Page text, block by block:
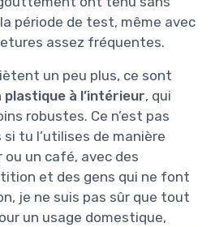
période de test, même avec
assez fréquentes.
un peu plus, ce sont
plastique à l’intérieur, qui
robustes. Ce n’est pas
tu l’utilises de manière
un café, avec des
et des gens qui ne font
je ne suis pas sûr que tout
un usage domestique,